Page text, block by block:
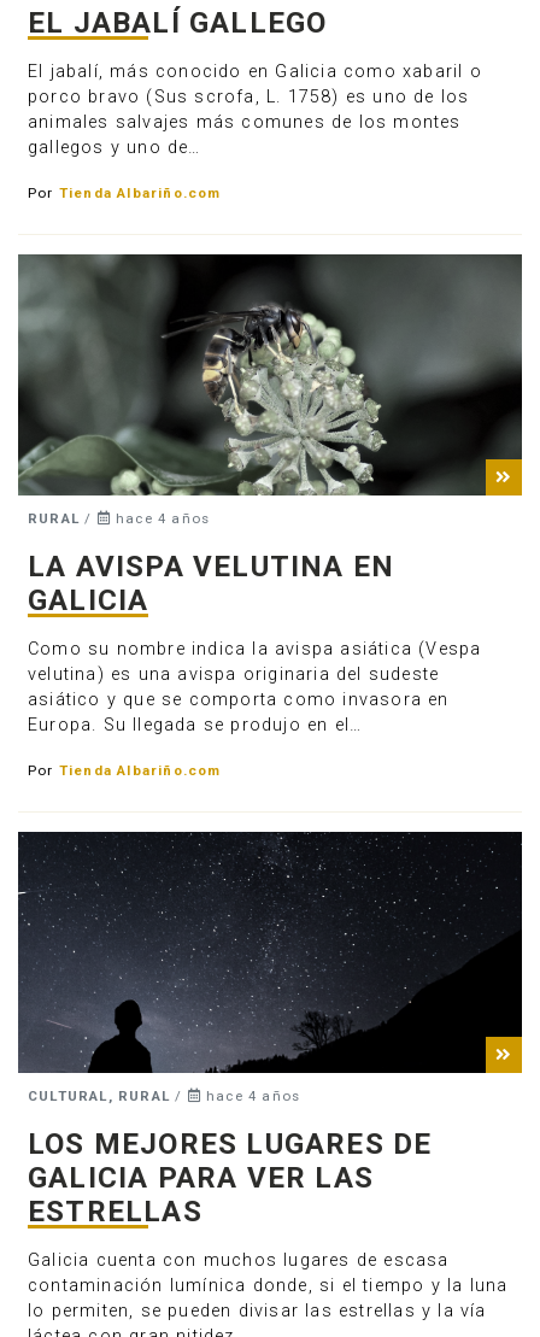
EL JABALÍ GALLEGO
El jabalí, más conocido en Galicia como xabaril o
porco bravo (Sus scrofa, L. 1758) es uno de los
animales salvajes más comunes de los montes
gallegos y uno de…
Por Tienda Albariño.com
RURAL / hace 4 años
LA AVISPA VELUTINA EN
GALICIA
Como su nombre indica la avispa asiática (Vespa
velutina) es una avispa originaria del sudeste
asiático y que se comporta como invasora en
Europa. Su llegada se produjo en el…
Por Tienda Albariño.com
CULTURAL, RURAL / hace 4 años
LOS MEJORES LUGARES DE
GALICIA PARA VER LAS
ESTRELLAS
Galicia cuenta con muchos lugares de escasa
contaminación lumínica donde, si el tiempo y la luna
lo permiten, se pueden divisar las estrellas y la vía